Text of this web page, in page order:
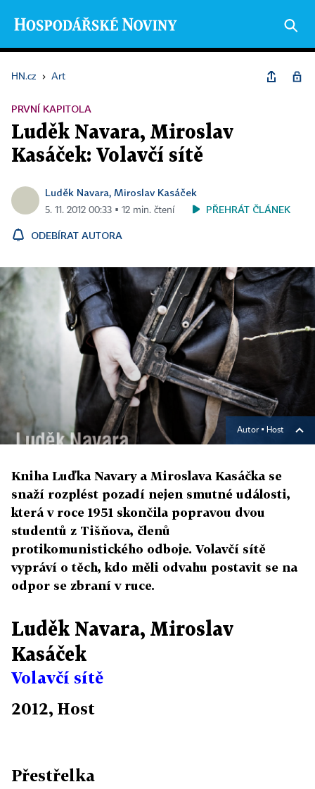
HN.cz › Art
PRVNÍ KAPITOLA
Luděk Navara, Miroslav
Kasáček: Volavčí sítě
Luděk Navara, Miroslav Kasáček
5. 11. 2012 00:33 ▪ 12 min. čtení PŘEHRÁT ČLÁNEK
ODEBÍRAT AUTORA
Autor ▪ Host
Kniha Luďka Navary a Miroslava Kasáčka se
snaží rozplést pozadí nejen smutné události,
která v roce 1951 skončila popravou dvou
studentů z Tišňova, členů
protikomunistického odboje. Volavčí sítě
vypráví o těch, kdo měli odvahu postavit se na
odpor se zbraní v ruce.
Luděk Navara, Miroslav
Kasáček
Volavčí sítě
2012, Host
Přestřelka